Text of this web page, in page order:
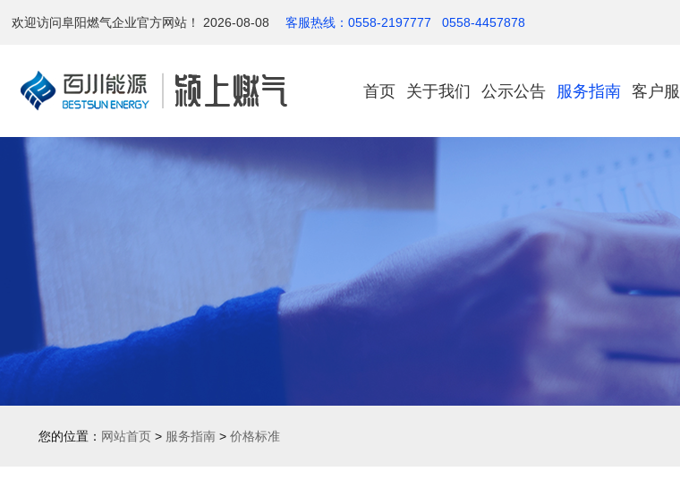
欢迎访问阜阳燃气企业官方网站！ 2026-08-08 客服热线：0558-2197777 0558-4457878
首页 关于我们 公示公告 服务指南 客户
您的位置： 网站首页 > 服务指南 > 价格标准